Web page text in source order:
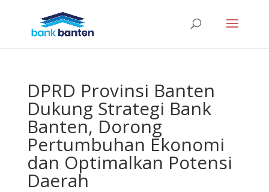
DPRD Provinsi Banten
Dukung Strategi Bank
Banten, Dorong
Pertumbuhan Ekonomi
dan Optimalkan Potensi
Daerah